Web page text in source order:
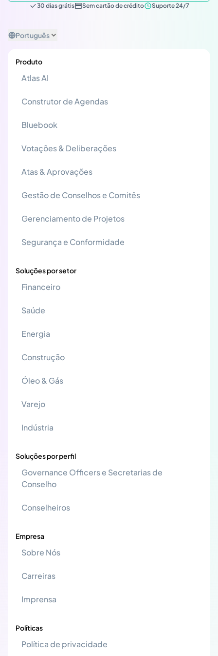
30 dias grátis Sem cartão de crédito Suporte 24/7
Português
Produto
Atlas AI
Construtor de Agendas
Bluebook
Votações & Deliberações
Atas & Aprovações
Gestão de Conselhos e Comitês
Gerenciamento de Projetos
Segurança e Conformidade
Soluções por setor
Financeiro
Saúde
Energia
Construção
Óleo & Gás
Varejo
Indústria
Soluções por perfil
Governance Officers e Secretarias de
Conselho
Conselheiros
Empresa
Sobre Nós
Carreiras
Imprensa
Políticas
Política de privacidade